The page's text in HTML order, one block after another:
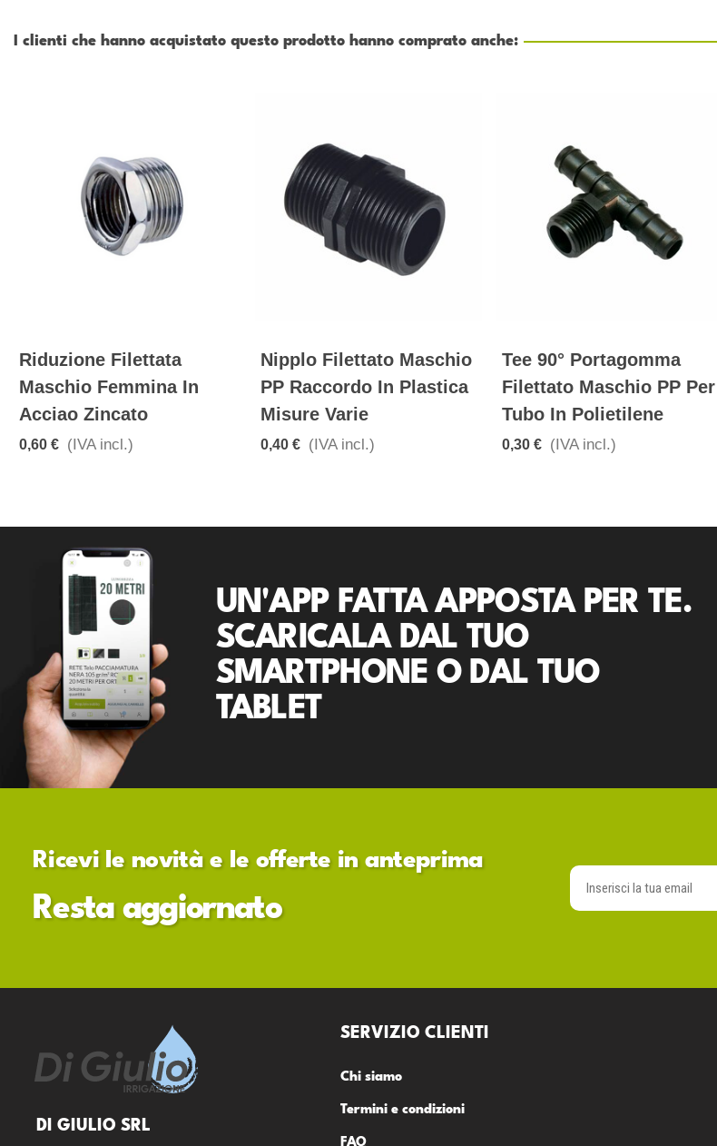
I clienti che hanno acquistato questo prodotto hanno comprato anche:
Riduzione Filettata
Maschio Femmina In
Acciao Zincato
0,60 € (IVA incl.)
Nipplo Filettato Maschio
PP Raccordo In Plastica
Misure Varie
0,40 € (IVA incl.)
Tee 90° Portagomma
Filettato Maschio PP Per
Tubo In Polietilene
0,30 € (IVA incl.)
UN'APP FATTA APPOSTA PER TE.
SCARICALA DAL TUO
SMARTPHONE O DAL TUO
TABLET
Ricevi le novità e le offerte in anteprima
Resta aggiornato
DI GIULIO SRL
SERVIZIO CLIENTI
Chi siamo
Termini e condizioni
FAQ